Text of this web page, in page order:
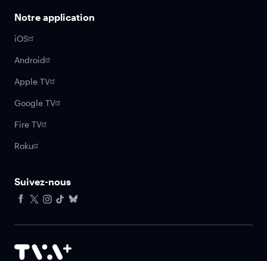
Notre application
iOS
Android
Apple TV
Google TV
Fire TV
Roku
Suivez-nous